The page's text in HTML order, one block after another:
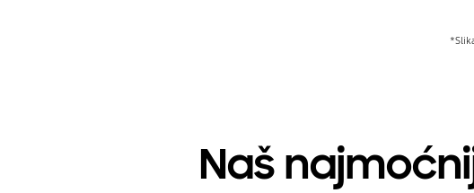
Naš